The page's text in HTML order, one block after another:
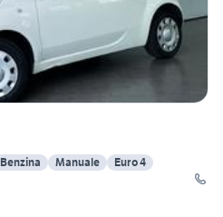
Benzina Manuale
Euro 4